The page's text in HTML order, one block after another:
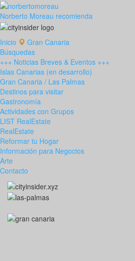
Norberto Moreau recomienda
Inicio
Gran Canaria
Búsquedas
+++ Noticias Breves & Eventos +++
Islas Canarias (en desarrollo)
Gran Canaria / Las Palmas
Destinos para visitar
Gastronomía
Actividades con Grupos
LIST RealEstate
RealEstate
Reformar tu Hogar
Información para Negocios
Arte
Contacto